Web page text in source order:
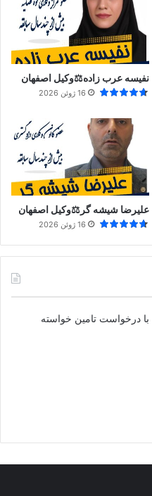
نفیسه عرب زاده⚖️وکیل اصفهان
16 ژوئن 2026
علیرضا شیشه گر⚖️وکیل اصفهان
16 ژوئن 2026
درخواست تامین خواسته